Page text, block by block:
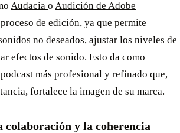
Audacia o Audición de Adobe
de edición, ya que permite
no deseados, ajustar los niveles de
efectos de sonido. Esto da como
más profesional y refinado que,
fortalece la imagen de su marca.
y la coherencia